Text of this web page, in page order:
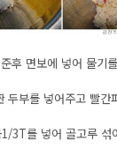
후 면보에 넣어 물기
두부를 넣어주고 빨간
3T를 넣어 골고루 섞